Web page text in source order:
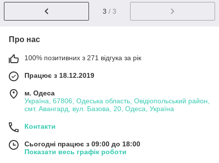
3 / 3
Про нас
100% позитивних з 271 відгука за рік
Працює з 18.12.2019
м. Одеса
Україна, 67806, Одеська область, Овідіопольський район,
смт. Авангард, вул. Базова, 20, Одеса, Україна
Контакти
Сьогодні працює з 09:00 до 18:00
Показати весь графік роботи